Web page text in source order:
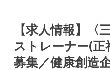
【求人情報】〈
ストレーナー(正
募集／健康創造